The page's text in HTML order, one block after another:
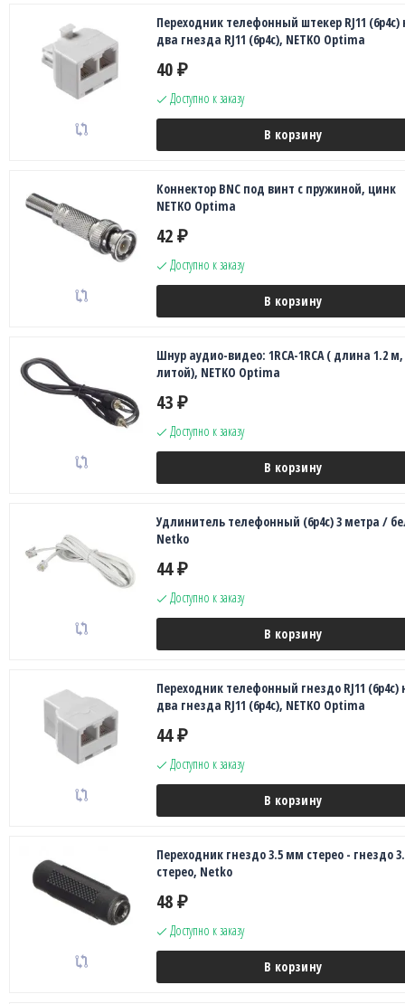
Переходник телефонный штекер RJ11 (6p4c)
два гнезда RJ11 (6p4c), NETKO Optima
40 ₽
Доступно к заказу
В корзину
Коннектор BNC под винт с пружиной, цинк
NETKO Optima
42 ₽
Доступно к заказу
В корзину
Шнур аудио-видео: 1RCA-1RCA ( длина 1.2 м,
литой), NETKO Optima
43 ₽
Доступно к заказу
В корзину
Удлинитель телефонный (6р4с) 3 метра /
Netko
44 ₽
Доступно к заказу
В корзину
Переходник телефонный гнездо RJ11 (6p4c)
два гнезда RJ11 (6p4c), NETKO Optima
44 ₽
Доступно к заказу
В корзину
Переходник гнездо 3.5 мм стерео - гнездо
стерео, Netko
48 ₽
Доступно к заказу
В корзину